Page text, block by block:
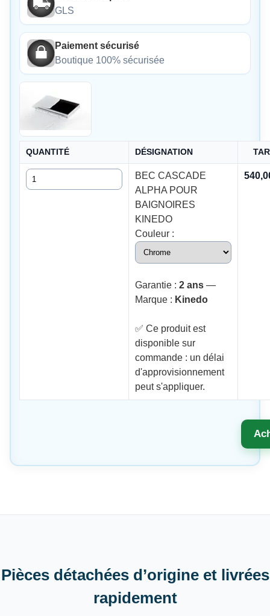
GLS
Paiement sécurisé
Boutique 100% sécurisée
QUANTITÉ DÉSIGNATION
Quantité
BEC CASCADE
ALPHA POUR
BAIGNOIRES
KINEDO
Couleur :
Garantie : 2 ans—
Marque : Kinedo
✅ Ce produit est
disponible sur
commande : un délai
d'approvisionnement
peut s'appliquer.
Pièces détachées d’origine et livrées
rapidement